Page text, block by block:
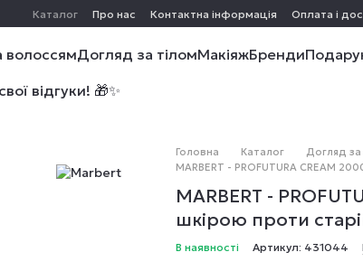
Каталог Про нас Контактна інформація Оплата і
волоссямДогляд за тіломМакіяжБренди
відгуки! 🎁✨
Головна Каталог Догляд
MARBERT - PROFUTURA CREAM
MARBERT -
шкірою проти
В наявності Артикул: 431044